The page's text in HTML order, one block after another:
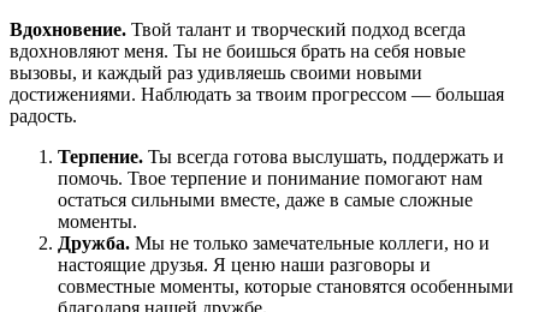
Вдохновение. Твой талант и творческий подход всегда
вдохновляют меня. Ты не боишься брать на себя новые
вызовы, и каждый раз удивляешь своими новыми
достижениями. Наблюдать за твоим прогрессом — большая
радость.
Терпение. Ты всегда готова выслушать, поддержать и
помочь. Твое терпение и понимание помогают нам
остаться сильными вместе, даже в самые сложные
моменты.
Дружба. Мы не только замечательные коллеги, но и
настоящие друзья. Я ценю наши разговоры и
совместные моменты, которые становятся особенными
благодаря нашей дружбе.